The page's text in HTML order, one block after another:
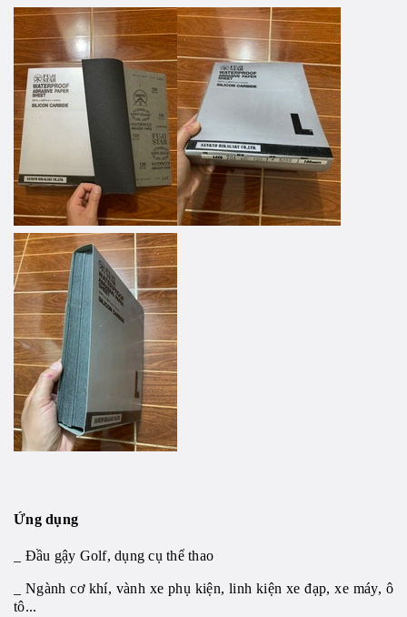
Ứng dụng
_ Đầu gậy Golf, dụng cụ thể thao
_ Ngành cơ khí, vành xe phụ kiện, linh kiện xe đạp, xe máy, ô
tô...